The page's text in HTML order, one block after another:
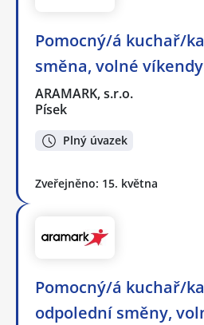
Pomocný/á kuchař/
směna, volné
ARAMARK, s.r.o.
Písek
Plný úvazek
Zveřejněno: 15. května
Pomocný/á kuchař/
odpolední směny,